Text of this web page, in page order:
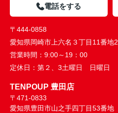
電話をする
〒444-0858
愛知県岡崎市上六名３丁目11番地2
営業時間： 9:00～19：00
定休日： 第２、3土曜日 日曜日
TENPOUP 豊田店
〒471-0833
愛知県豊田市山之手四丁目53番地